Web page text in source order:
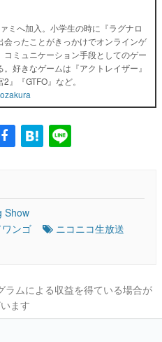
ミへ加入。小学生の時に『ラグナロ
会ったことがきっかけでオンラインゲ
コミュニケーション手段としてのゲー
好きなゲームは『アクトレイザー』
』『GTFO』など。
Show
ワンゴ
ニコニコ生放送
ムによる収益を得ている場合が
ます